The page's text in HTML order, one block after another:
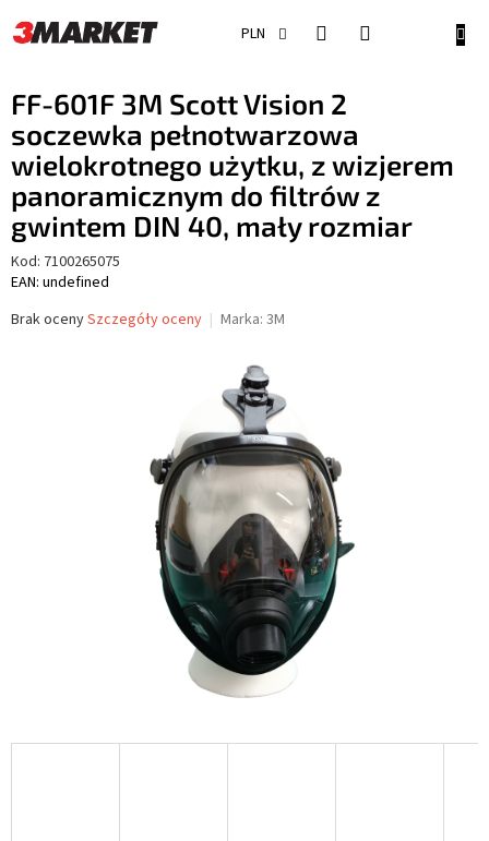
do
treści
PLN
FF-601F 3M Scott Vision 2
soczewka pełnotwarzowa
wielokrotnego użytku, z wizjerem
panoramicznym do filtrów z
gwintem DIN 40, mały rozmiar
Kod: 7100265075
EAN: undefined
Średnia
Brak ocenySzczegóły oceny Marka: 3M